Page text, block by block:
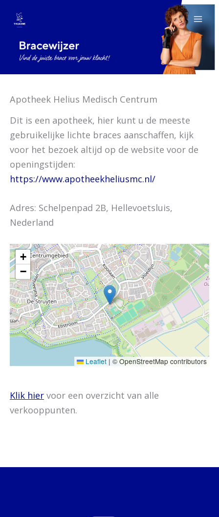
naar
inhoud
Apotheek Helius Medisch Centrum
Dit is een apotheek, hier kunt u de meeste
gebruikelijke lichte braces aanschaffen, kijk
voor het bezoek altijd op de website voor de
openingstijden:
https://www.apotheekheliusmc.nl/
Adres: Schelpenpad 2B, Hellevoetsluis,
Nederland
+
−
Leaflet | © OpenStreetMap contributors
Klik hier voor een overzicht van alle
verkooppunten.